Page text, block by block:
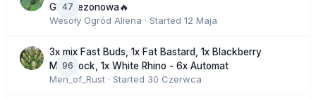
47
GHS sezonowa🔥
Wesoły Ogród Aliena · Started 12 Maja
96
3x mix Fast Buds, 1x Fat Bastard, 1x Blackberry
Moonrock, 1x White Rhino - 6x Automat
Men_of_Rust · Started 30 Czerwca